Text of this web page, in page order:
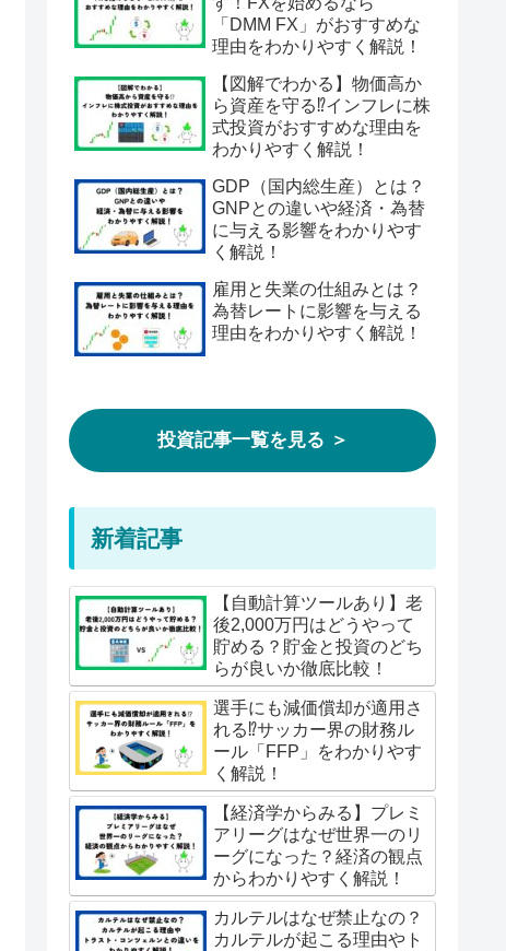
「DMM FX」がおすすめな
理由をわかりやすく解説！
【図解でわかる】物価高か
ら資産を守る⁉︎インフレに株
式投資がおすすめな理由を
わかりやすく解説！
GDP（国内総生産）とは？
GNPとの違いや経済・為替
に与える影響をわかりやす
く解説！
雇用と失業の仕組みとは？
為替レートに影響を与える
理由をわかりやすく解説！
投資記事一覧を見る ＞
新着記事
【自動計算ツールあり】老
後2,000万円はどうやって
貯める？貯金と投資のどち
らが良いか徹底比較！
選手にも減価償却が適用さ
れる⁉︎サッカー界の財務ル
ール「FFP」をわかりやす
く解説！
【経済学からみる】プレミ
アリーグはなぜ世界一のリ
ーグになった？経済の観点
からわかりやすく解説！
カルテルはなぜ禁止なの？
カルテルが起こる理由やト